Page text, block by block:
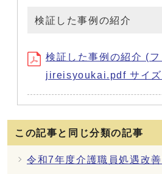
検証した事例の紹介
検証した事例の紹介 (フ
jireisyoukai.pdf サイ
この記事と同じ分類の記事
令和7年度介護職員処遇改